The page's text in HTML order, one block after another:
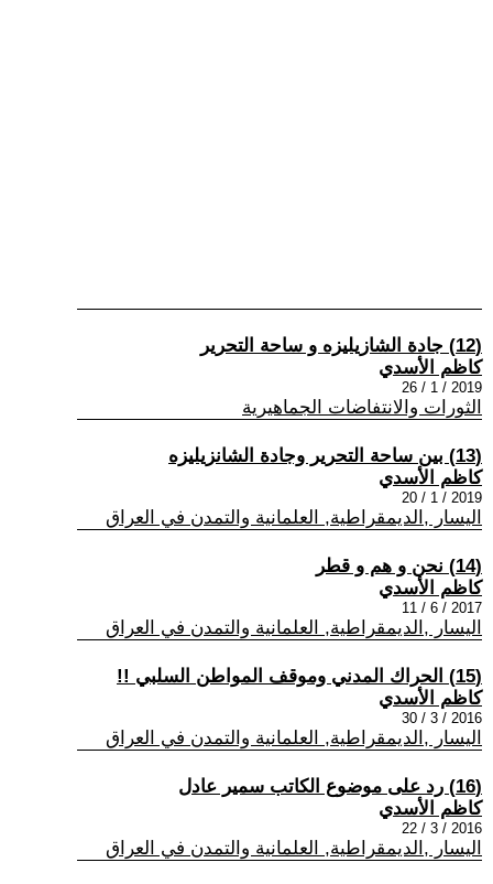
(12) جادة الشازيليزه و ساحة التحرير
كاظم الأسدي
2019 / 1 / 26
الثورات والانتفاضات الجماهيرية
(13) بين ساحة التحرير وجادة الشانزيليزه
كاظم الأسدي
2019 / 1 / 20
اليسار ,الديمقراطية, العلمانية والتمدن في العراق
(14) نحن و هم و قطر
كاظم الأسدي
2017 / 6 / 11
اليسار ,الديمقراطية, العلمانية والتمدن في العراق
(15) الحراك المدني وموقف المواطن السلبي !!
كاظم الأسدي
2016 / 3 / 30
اليسار ,الديمقراطية, العلمانية والتمدن في العراق
(16) رد على موضوع الكاتب سمير عادل
كاظم الأسدي
2016 / 3 / 22
اليسار ,الديمقراطية, العلمانية والتمدن في العراق